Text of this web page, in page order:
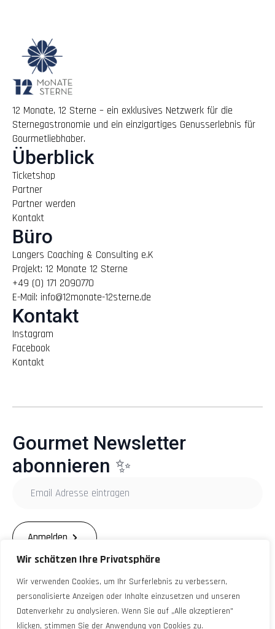
Wir schätzen Ihre Privatsphäre
Wir verwenden Cookies, um Ihr Surferlebnis zu verbessern,
personalisierte Anzeigen oder Inhalte einzusetzen und unseren
Datenverkehr zu analysieren. Wenn Sie auf „Alle akzeptieren"
klicken, stimmen Sie der Anwendung von Cookies zu.
12 Monate, 12 Sterne – ein exklusives Netzwerk für die
Sternegastronomie und ein einzigartiges Genusserlebnis für
Gourmetliebhaber.
Überblick
Ticketshop
Partner
Partner werden
Kontakt
Büro
Langers Coaching & Consulting e.K
Projekt: 12 Monate 12 Sterne
+49 (0) 171 2090770
E-Mail: info@12monate-12sterne.de
Kontakt
Instagram
Facebook
Kontakt
Gourmet Newsletter
abonnieren ✨
Adresse
Anmelden
© 12Monate-12Sterne 2025. All Rights Reserved.